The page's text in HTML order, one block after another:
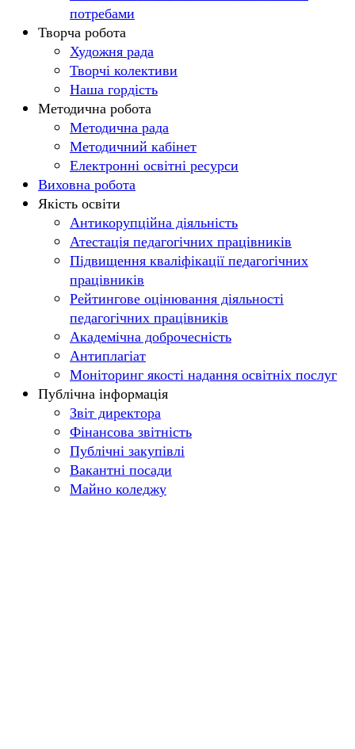
потребами
Творча робота
Художня рада
Творчі колективи
Наша гордість
Методична робота
Методична рада
Методичний кабінет
Електронні освітні ресурси
Виховна робота
Якість освіти
Антикорупційна діяльність
Атестація педагогічних працівників
Підвищення кваліфікації педагогічних
працівників
Рейтингове оцінювання діяльності
педагогічних працівників
Академічна доброчесність
Антиплагіат
Моніторинг якості надання освітніх послуг
Публічна інформація
Звіт директора
Фінансова звітність
Публічні закупівлі
Вакантні посади
Майно коледжу